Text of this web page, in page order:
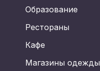
Образование
Рестораны
Кафе
Магазины одежды